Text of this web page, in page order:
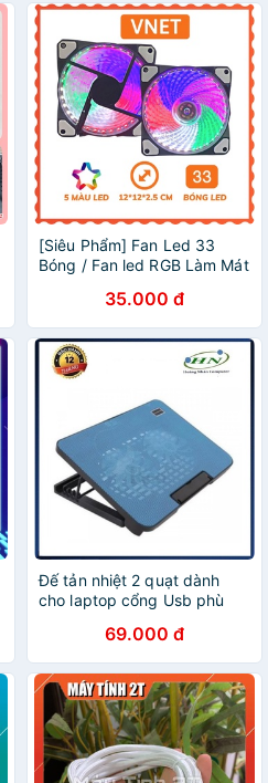
[Siêu Phẩm] Fan Led 33
Bóng / Fan led RGB Làm Mát
35.000 đ
Đế tản nhiệt 2 quạt dành
cho laptop cổng Usb phù
69.000 đ